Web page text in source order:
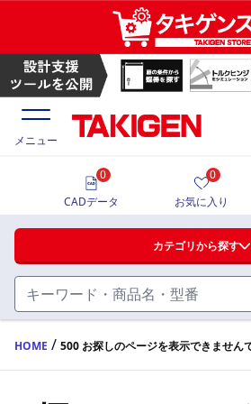
ハンドル・取手・つまみ・周
FA・A
蝶番・ステー・周辺機器
価格一覧
製品カタログ
メニュー
カテゴリから探す
0
CADデータ
0
お気に入り
HOME / 500 お探しのページを表示できません